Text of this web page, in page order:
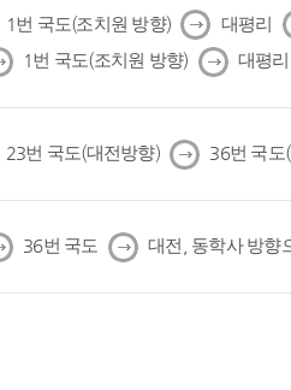
1번 국도(조치원 방향) 다
음
대평리
1번 국도(조치원 방향) 다
음
대평리
23번 국도(대전방향) 다
음
36번 국도
36번 국도 다
음
대전, 동학사 방향